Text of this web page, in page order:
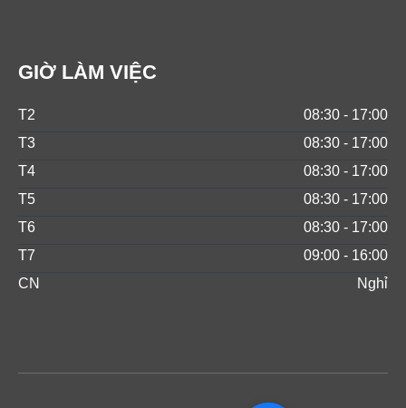
GIỜ LÀM VIỆC
T2
08:30 - 17:00
T3
08:30 - 17:00
T4
08:30 - 17:00
T5
08:30 - 17:00
T6
08:30 - 17:00
T7
09:00 - 16:00
CN
Nghỉ